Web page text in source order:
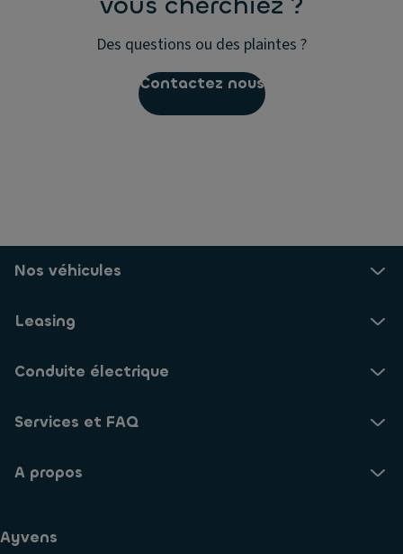
Des questions ou des plaintes ?
Contactez nous
Nos véhicules
Leasing
Conduite électrique
Services et FAQ
A propos
Ayvens